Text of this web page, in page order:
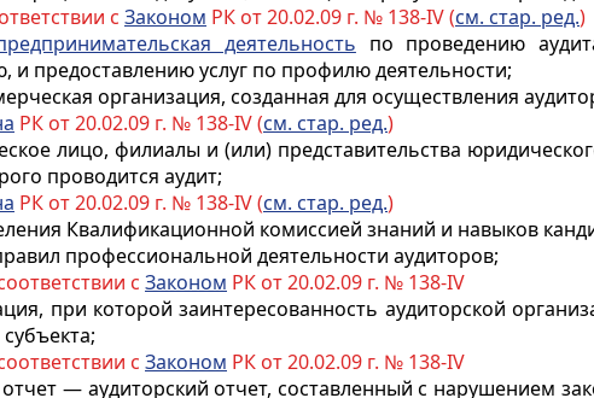
с Законом РК от 20.02.09 г. № 138-IV (см. стар. ред.)
деятельность по проведению
и предоставлению услуг по профилю деятельности;
организация, созданная для осуществления
РК от 20.02.09 г. № 138-IV (см. стар. ред.)
лицо, филиалы и (или) представительства
проводится аудит;
РК от 20.02.09 г. № 138-IV (см. стар. ред.)
Квалификационной комиссией знаний и навыков
профессиональной деятельности аудиторов;
с Законом РК от 20.02.09 г. № 138-IV
при которой заинтересованность аудиторской
с Законом РК от 20.02.09 г. № 138-IV
— аудиторский отчет, составленный с нарушением